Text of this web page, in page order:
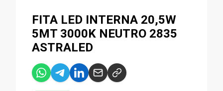
FITA LED INTERNA 20,5W
5MT 3000K NEUTRO 2835
ASTRALED